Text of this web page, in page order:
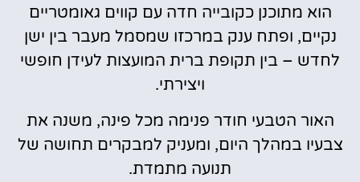
הוא מתוכנן כקובייה חדה עם קווים גאומטריים
נקיים, ופתח ענק במרכזו שמסמל מעבר בין ישן
לחדש – בין תקופת ברית המועצות לעידן חופשי
ויצירתי.
האור הטבעי חודר פנימה מכל פינה, משנה את
צבעיו במהלך היום, ומעניק למבקרים תחושה של
תנועה מתמדת.